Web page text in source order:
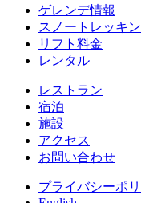
ゲレンデ情報
スノートレッキ
リフト料金
レンタル
レストラン
宿泊
施設
アクセス
お問い合わせ
プライバシーポ